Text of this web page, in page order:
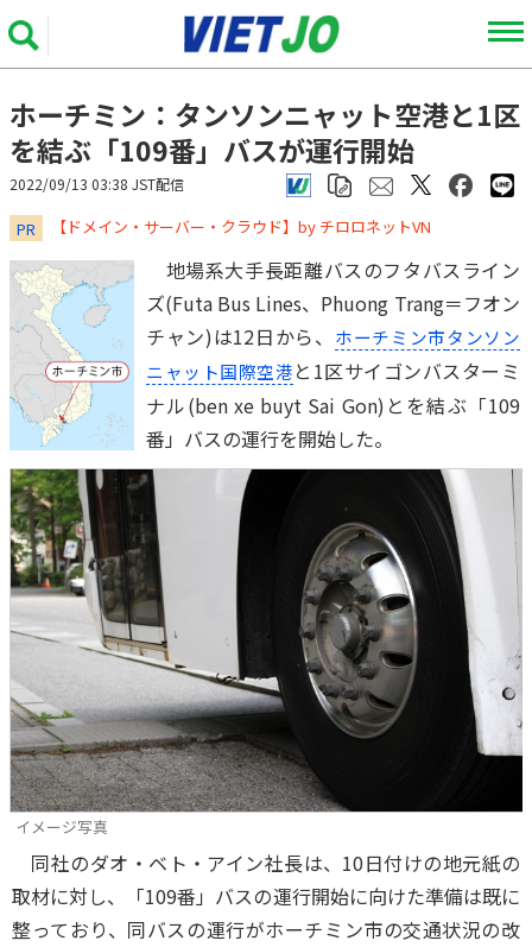
ホーチミン：タンソンニャット空港と1区
を結ぶ「109番」バスが運行開始
2022/09/13 03:38 JST配信
PR ​​​​​​​【ドメイン・サーバー・クラウド】by チロロネットVN
地場系大手長距離バスのフタバスライン
ズ(Futa Bus Lines、Phuong Trang＝フオン
チャン)は12日から、 ホーチミン市タンソン
ニャット国際空港と1区サイゴンバスターミ
ナル(ben xe buyt Sai Gon)とを結ぶ「109
番」バスの運行を開始した。
イメージ写真
同社のダオ・ベト・アイン社長は、10日付けの地元紙の
取材に対し、「109番」バスの運行開始に向けた準備は既に
整っており、同バスの運行がホーチミン市の交通状況の改